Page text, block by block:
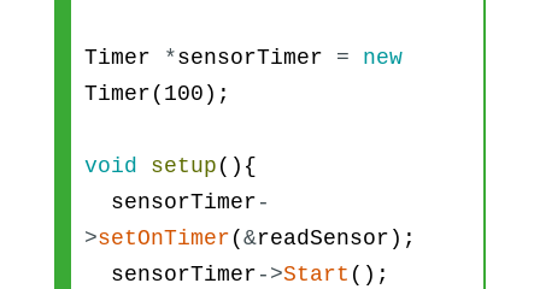
Timer *sensorTimer =
new
Timer ( 100 ) ;
void setup ( ) {
sensorTimer -
>setOnTimer ( &readSensor ) ;
sensorTimer - >Start ( ) ;